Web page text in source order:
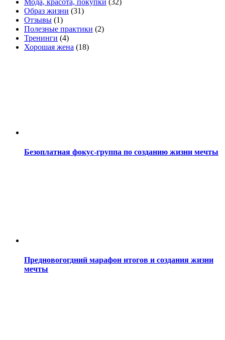
Мода, красота, покупки (32)
Образ жизни (31)
Отзывы (1)
Полезные практики (2)
Тренинги (4)
Хорошая жена (18)
Безоплатная фокус-группа по созданию жизни мечты
Предновогогдний марафон итогов и создания жизни
мечты